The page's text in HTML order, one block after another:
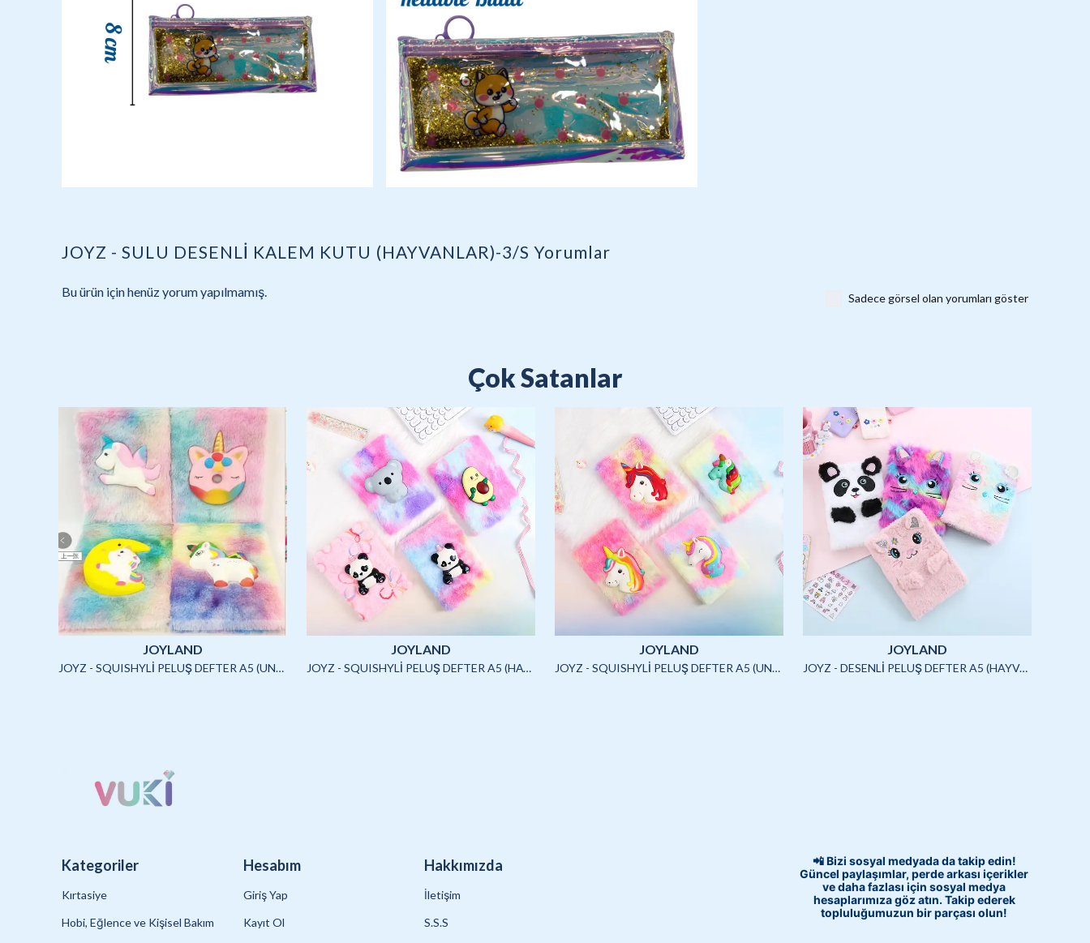
JOYZ - SULU DESENLİ KALEM KUTU (HAYVANLAR)-3/S Yorumlar
Bu ürün için henüz yorum yapılmamış. Sadece görsel olan yorumları göster
Çok Satanlar
JOYLAND
JOYZ - SQUISHYLİ PELUŞ DEFTER A5 (UNICORN2)-4/S
JOYLAND
JOYZ - SQUISHYLİ PELUŞ DEFTER A5 (HAYVANLAR)-4/S
JOYLAND
JOYZ - SQUISHYLİ PELUŞ DEFTER A5 (UNICORN)-4/S
JOYLAND
JOYZ - DESENLİ PELUŞ DEFTER A5 (HAYVANLAR)-3/S
Kategoriler
Kırtasiye
Hobi, Eğlence ve Kişisel Bakım
Hesabım
Giriş Yap
Kayıt Ol
Hakkımızda
İletişim
S.S.S
📲 Bizi sosyal medyada da takip edin!
Güncel paylaşımlar, perde arkası içerikler
ve daha fazlası için sosyal medya
hesaplarımıza göz atın. Takip ederek
topluluğumuzun bir parçası olun!